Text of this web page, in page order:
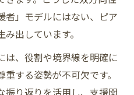
者」モデルにはない、ピア
出しています。
は、役割や境界線を明確に
する姿勢が不可欠です。